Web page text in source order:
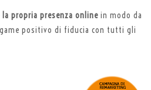
la propria presenza online in modo da
positivo di fiducia con tutti gli